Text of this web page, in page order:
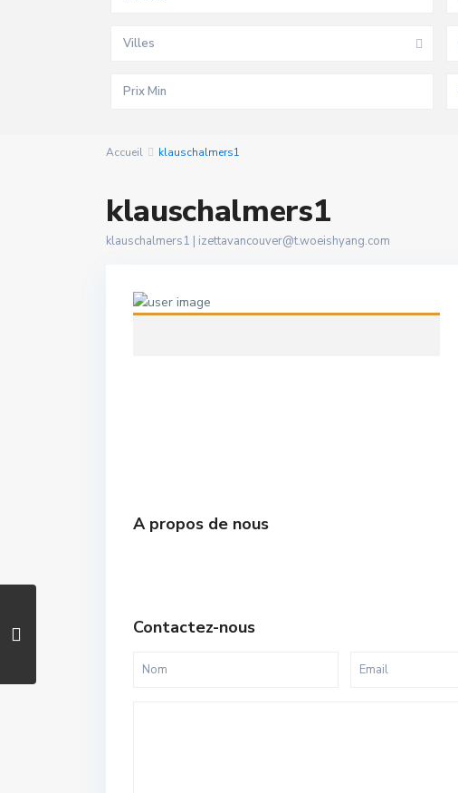
Villes
Accueil klauschalmers1
klauschalmers1
klauschalmers1 | izettavancouver@t.woeishyang.com
A propos de nous
Contactez-nous